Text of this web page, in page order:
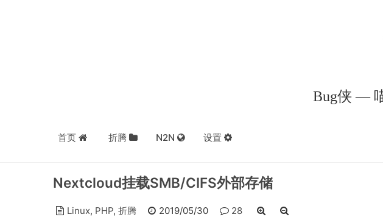
Bug侠 —
首页 折腾 N2N 设置
Nextcloud挂载SMB/CIFS外部存储
Linux, PHP, 折腾 2019/05/30 28